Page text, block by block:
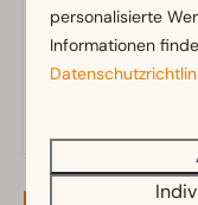
Außenbereich
Abstellraum
Terrasse
Umzäunter
personalisierte
Informationen